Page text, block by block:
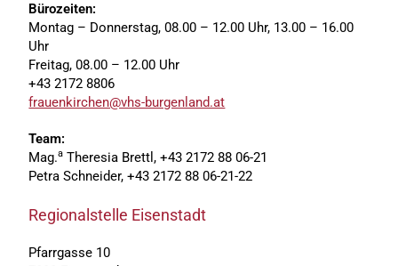
Bürozeiten:
Montag – Donnerstag, 08.00 – 12.00 Uhr, 13.00 – 16.00
Uhr
Freitag, 08.00 – 12.00 Uhr
+43 2172 8806
frauenkirchen@vhs-burgenland.at
Team:
Mag.a Theresia Brettl, +43 2172 88 06-21
Petra Schneider, +43 2172 88 06-21-22
Regionalstelle Eisenstadt
Pfarrgasse 10